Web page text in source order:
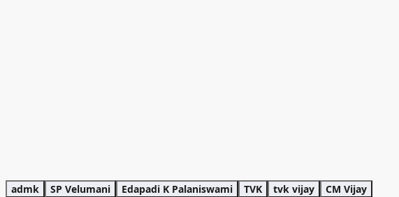
admk SP Velumani Edapadi K Palaniswami TVK tvk vijay CM Vijay